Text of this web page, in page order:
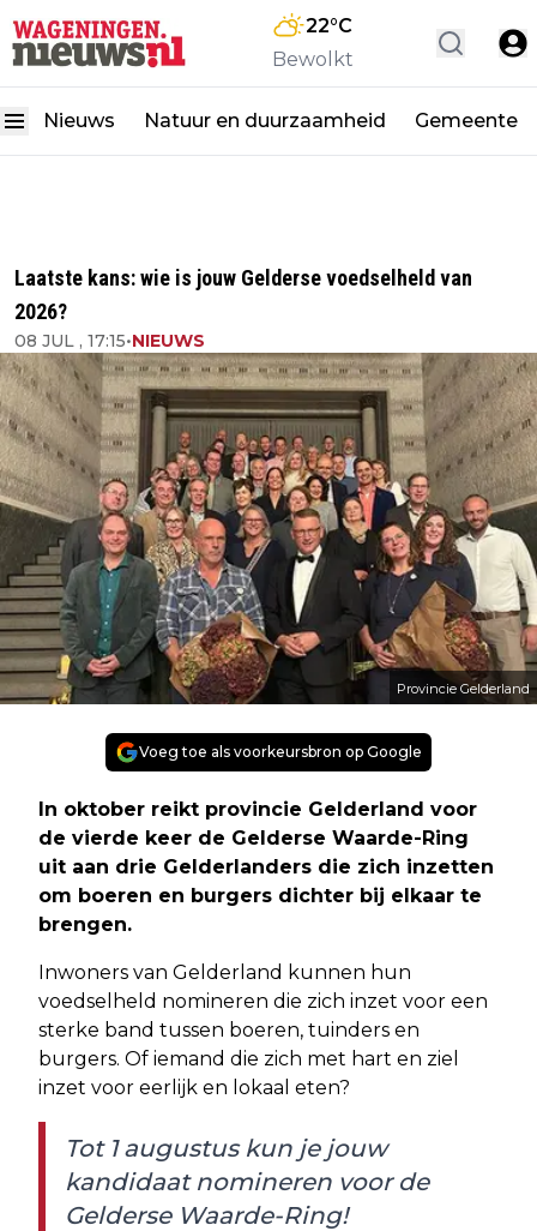
22°C
Bewolkt
Nieuws Natuur en duurzaamheid Gemeente
Laatste kans: wie is jouw Gelderse voedselheld van
2026?
08 JUL , 17:15•NIEUWS
Provincie Gelderland
Voeg toe als voorkeursbron op Google
In oktober reikt provincie Gelderland voor
de vierde keer de Gelderse Waarde-Ring
uit aan drie Gelderlanders die zich inzetten
om boeren en burgers dichter bij elkaar te
brengen.
Inwoners van Gelderland kunnen hun
voedselheld nomineren die zich inzet voor een
sterke band tussen boeren, tuinders en
burgers. Of iemand die zich met hart en ziel
inzet voor eerlijk en lokaal eten?
Tot 1 augustus kun je jouw
kandidaat nomineren voor de
Gelderse Waarde-Ring!